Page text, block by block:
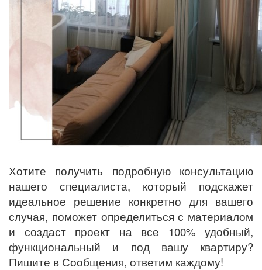
Хотите получить подробную консультацию
нашего специалиста, который подскажет
идеальное решение конкретно для вашего
случая, поможет определиться с материалом
и создаст проект на все 100% удобный,
функциональный и под вашу квартиру?
Пишите в Сообщения, ответим каждому!